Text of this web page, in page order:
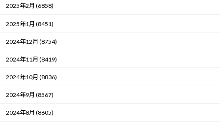
2025年2月 (6858)
2025年1月 (8451)
2024年12月 (8754)
2024年11月 (8419)
2024年10月 (8836)
2024年9月 (8567)
2024年8月 (8605)